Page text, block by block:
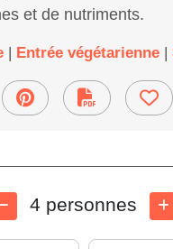
et de nutriments.
| Entrée végétarienne |
4 personnes